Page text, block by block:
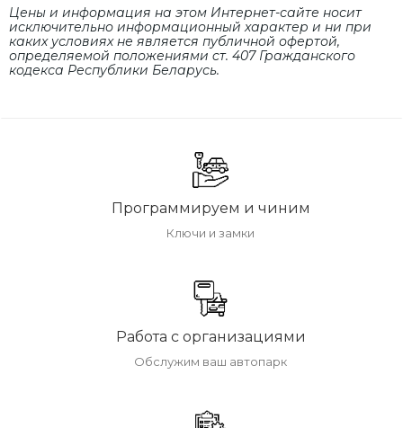
Цены и информация на этом Интернет-сайте носит
исключительно информационный характер и ни при
каких условиях не является публичной офертой,
определяемой положениями cт. 407 Гражданского
кодекса Республики Беларусь.
Программируем и чиним
Ключи и замки
Работа с организациями
Обслужим ваш автопарк